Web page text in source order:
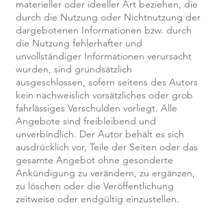
materieller oder ideeller Art beziehen, die
durch die Nutzung oder Nichtnutzung der
dargebotenen Informationen bzw. durch
die Nutzung fehlerhafter und
unvollständiger Informationen verursacht
wurden, sind grundsätzlich
ausgeschlossen, sofern seitens des Autors
kein nachweislich vorsätzliches oder grob
fahrlässiges Verschulden vorliegt. Alle
Angebote sind freibleibend und
unverbindlich. Der Autor behält es sich
ausdrücklich vor, Teile der Seiten oder das
gesamte Angebot ohne gesonderte
Ankündigung zu verändern, zu ergänzen,
zu löschen oder die Veröffentlichung
zeitweise oder endgültig einzustellen.